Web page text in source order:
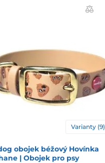
Varianty (9)
obojek béžový Hovínka
| Obojek pro psy